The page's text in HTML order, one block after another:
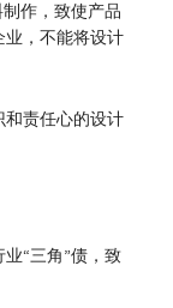
作，致使产品
业，不能将设计
责任心的设计
“三角”债，致